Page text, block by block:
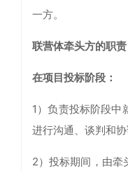
一方。
联营体牵头方的职责
在项目投标阶段：
1）负责投标阶段中
进行沟通、谈判和协
2）投标期间，由牵